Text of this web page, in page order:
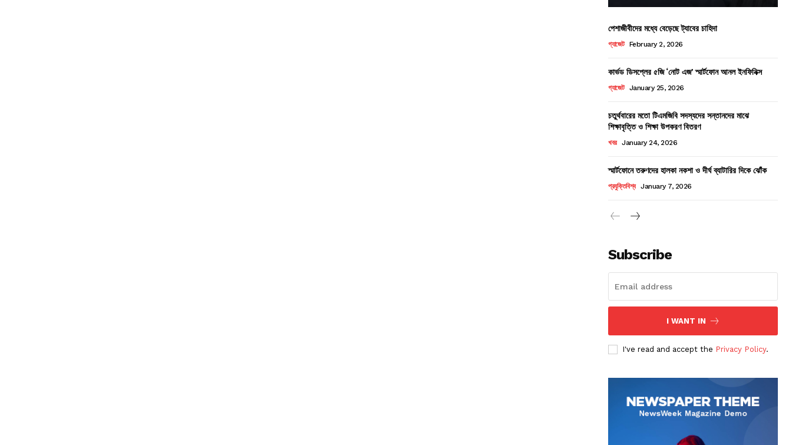
পেশাজীবীদের মধ্যে বেড়েছে ট্যাবের চাহিদা
গ্যাজেট February 2, 2026
কার্ভড ডিসপ্লের ৫জি ‘নোট এজ’ স্মার্টফোন আনল ইনফিনিক্স
গ্যাজেট January 25, 2026
চতুর্থবারের মতো টিএমজিবি সদস্যদের সন্তানদের মাঝে
শিক্ষাবৃত্তি ও শিক্ষা উপকরণ বিতরণ
খবর January 24, 2026
স্মার্টফোনে তরুণদের হালকা নকশা ও দীর্ঘ ব্যাটারির দিকে ঝোঁক
প্রযুক্তিবিশ্ব January 7, 2026
Subscribe
I WANT IN
I've read and accept the Privacy Policy.